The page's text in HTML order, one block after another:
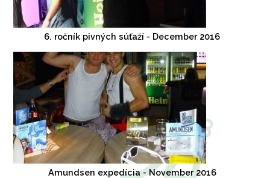
6. ročník pivných súťaží - December 2016
Amundsen expedícia - November 2016